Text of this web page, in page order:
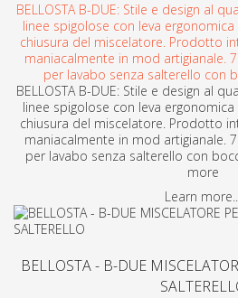
BELLOSTA B-DUE: Stile e design al
linee spigolose con leva
chiusura del miscelatore. Prodotto
maniacalmente in mod artigianale.
per lavabo senza salterello con
BELLOSTA B-DUE: Stile e design al
linee spigolose con leva
chiusura del miscelatore. Prodotto
maniacalmente in mod artigianale.
per lavabo senza salterello con
more
Learn
BELLOSTA - B-DUE